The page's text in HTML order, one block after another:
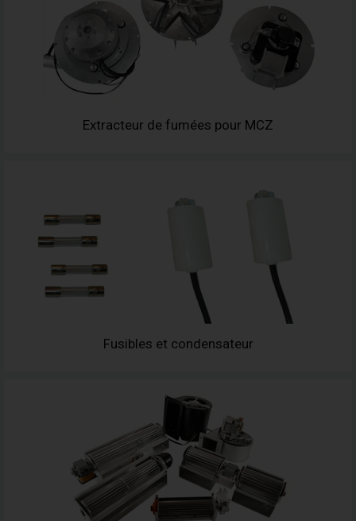
Extracteur de fumées pour MCZ
Fusibles et condensateur